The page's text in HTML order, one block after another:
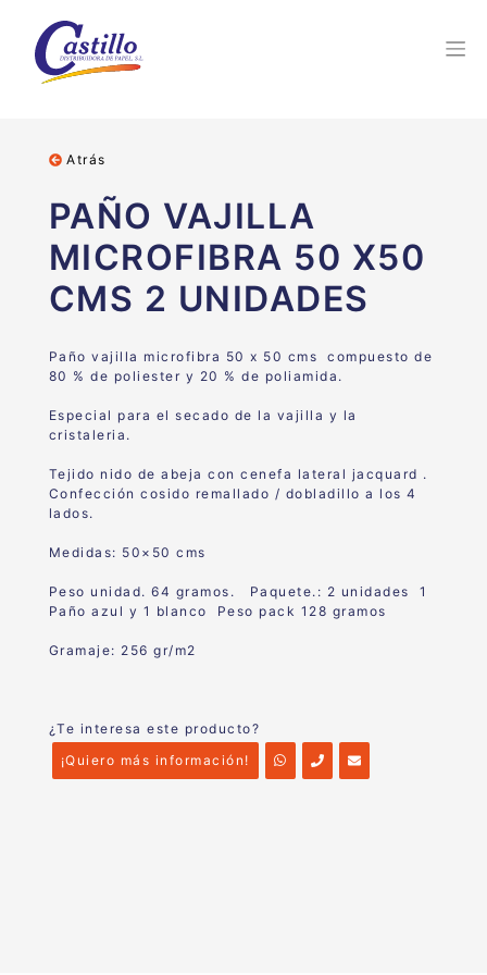
Atrás
PAÑO VAJILLA
MICROFIBRA 50 X50
CMS 2 UNIDADES
Paño vajilla microfibra 50 x 50 cms compuesto de
80 % de poliester y 20 % de poliamida.
Especial para el secado de la vajilla y la
cristaleria.
Tejido nido de abeja con cenefa lateral jacquard .
Confección cosido remallado / dobladillo a los 4
lados.
Medidas: 50×50 cms
Peso unidad. 64 gramos. Paquete.: 2 unidades 1
Paño azul y 1 blanco Peso pack 128 gramos
Gramaje: 256 gr/m2
¿Te interesa este producto?
¡Quiero más información!